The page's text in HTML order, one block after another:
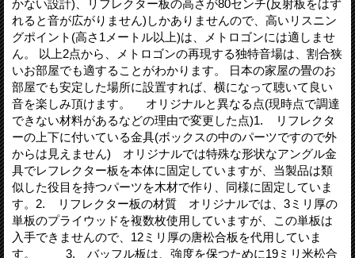
かない設計)、リフレクター板の高さが80センチ(反射板をはず
れると音が広がりません)しかありませんので、高いリスニン
グポイント(高さ1メートル以上)は、メトロゴンには適しませ
ん。 以上2点から、メトロゴンの再現する独特音場は、割合狭
いお部屋でも適することがわかります。 日本の家屋の畳のお
部屋でも安定した場所に設置すれば、横になって聴いて良い
音を楽しみ頂けます。 オリジナルと異なる点(現時点で調達
できない材料があるなどの理由で変更した点)1. リフレクタ
ーの上下に付いている金具(ボックスの中のパーツですので外
からは見えません) オリジナルでは特殊な形状なアングル金
具でレフレクター板を本体に固定していますが、当製品は類
似した役目を持つパーツを木材で作り、同様に固定していま
す。2. リフレクター板の材質 オリジナルでは、3ミリ厚の
単板のプライウッドを複数枚使用していますが、この単板は
入手できませんので、12ミリ厚の唐松合板を代用していま
す。 3. バッフル板は、強度を保つために19ミリ米松合